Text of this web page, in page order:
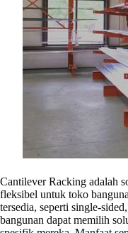
Cantilever Racking adalah
fleksibel untuk toko
tersedia, seperti single-
bangunan dapat memilih